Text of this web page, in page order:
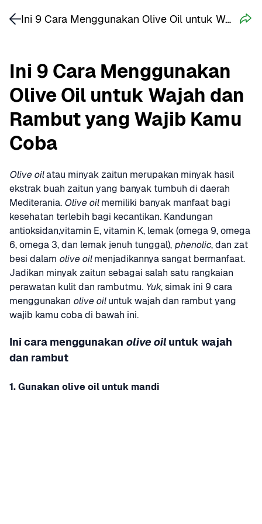
Ini 9 Cara Menggunakan
Olive Oil untuk Wajah dan
Rambut yang Wajib Kamu
Coba
Olive oil atau minyak zaitun merupakan minyak hasil
ekstrak buah zaitun yang banyak tumbuh di daerah
Mediterania. Olive oil memiliki banyak manfaat bagi
kesehatan terlebih bagi kecantikan. Kandungan
antioksidan,vitamin E, vitamin K, lemak (omega 9, omega
6, omega 3, dan lemak jenuh tunggal), phenolic, dan zat
besi dalam olive oil menjadikannya sangat bermanfaat.
Jadikan minyak zaitun sebagai salah satu rangkaian
perawatan kulit dan rambutmu. Yuk, simak ini 9 cara
menggunakan olive oil untuk wajah dan rambut yang
wajib kamu coba di bawah ini.
Ini cara menggunakan olive oil untuk wajah
dan rambut
1. Gunakan olive oil untuk mandi
Ini 9 Cara Menggunakan Olive Oil untuk Wajah dan Rambut yang Wajib Kamu Coba